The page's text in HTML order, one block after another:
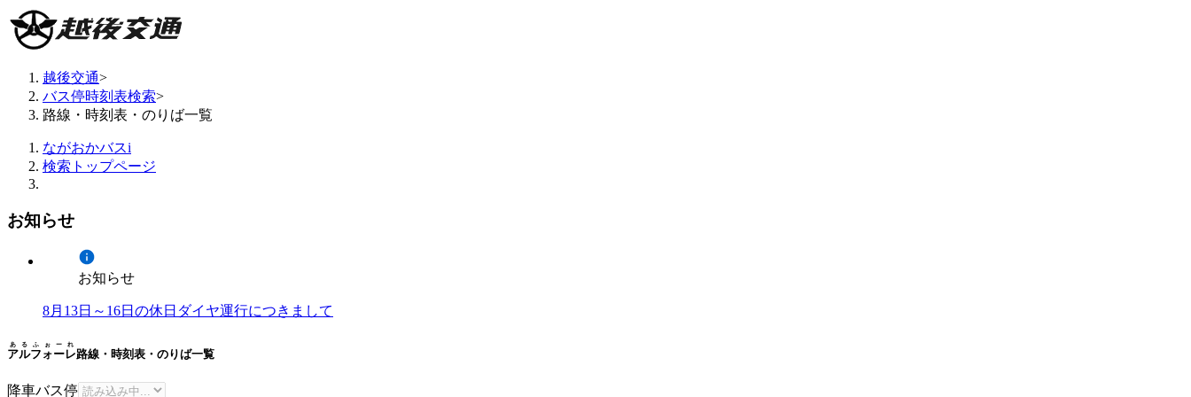
越後交通>
バス停時刻表検索>
路線・時刻表・のりば一覧
ながおかバスi
検索トップページ
お知らせ
お知らせ
8月13日～16日の休日ダイヤ運行につきまして
アルフォーレ
あるふぉーれ
路線・時刻表・のりば一覧
降車バス停